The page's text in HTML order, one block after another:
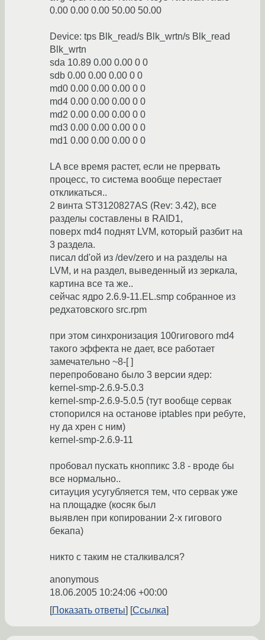
0.00 0.00 0.00 50.00 50.00
Device: tps Blk_read/s Blk_wrtn/s Blk_read
Blk_wrtn
sda 10.89 0.00 0.00 0 0
sdb 0.00 0.00 0.00 0 0
md0 0.00 0.00 0.00 0 0
md4 0.00 0.00 0.00 0 0
md2 0.00 0.00 0.00 0 0
md3 0.00 0.00 0.00 0 0
md1 0.00 0.00 0.00 0 0
LA все время растет, если не прервать
процесс, то система вообще перестает
откликаться..
2 винта ST3120827AS (Rev: 3.42), все
разделы составлены в RAID1,
поверх md4 поднят LVM, который разбит на
3 раздела.
писал dd'ой из /dev/zero и на разделы на
LVM, и на раздел, выведенный из зеркала,
картина все та же..
сейчас ядро 2.6.9-11.EL.smp собранное из
редхатовского src.rpm
при этом синхронизация 100гигового md4
такого эффекта не дает, все работает
замечательно ~8-[ ]
перепробовано было 3 версии ядер:
kernel-smp-2.6.9-5.0.3
kernel-smp-2.6.9-5.0.5 (тут вообще сервак
стопорился на останове iptables при ребуте,
ну да хрен с ним)
kernel-smp-2.6.9-11
пробовал пускать кноппикс 3.8 - вроде бы
все нормально..
ситауция усугубляется тем, что сервак уже
на площадке (косяк был
выявлен при копировании 2-х гигового
бекапа)
никто с таким не сталкивался?
anonymous
18.06.2005 10:24:06 +00:00
Показать ответы
Ссылка